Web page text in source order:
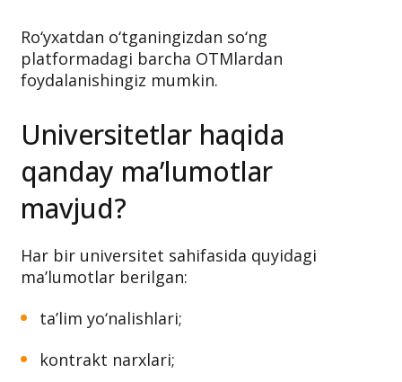
Ro‘yxatdan o‘tganingizdan so‘ng
platformadagi barcha OTMlardan
foydalanishingiz mumkin.
Universitetlar haqida
qanday ma’lumotlar
mavjud?
Har bir universitet sahifasida quyidagi
ma’lumotlar berilgan:
ta’lim yo‘nalishlari;
kontrakt narxlari;